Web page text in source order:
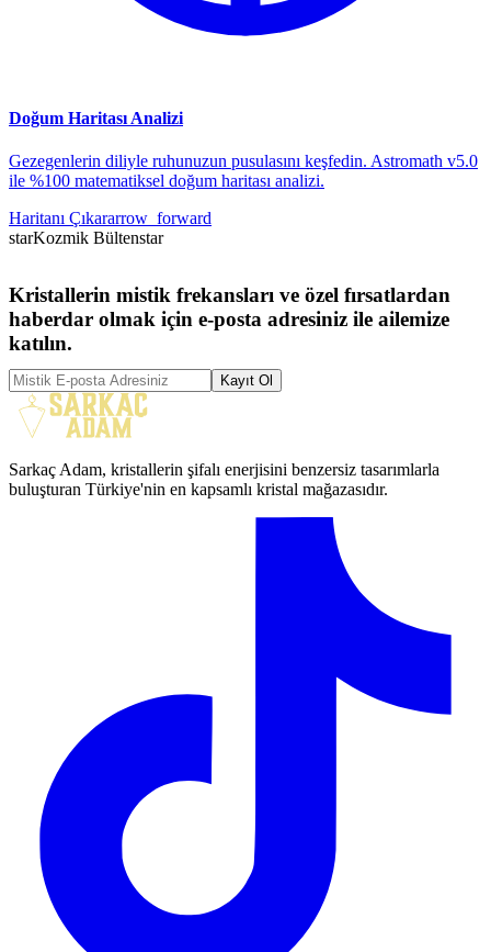
Doğum Haritası Analizi
Gezegenlerin diliyle ruhunuzun pusulasını keşfedin. Astromath v5.0
ile %100 matematiksel doğum haritası analizi.
Haritanı Çıkararrow_forward
starKozmik Bültenstar
Kristallerin mistik frekansları ve özel fırsatlardan
haberdar olmak için e-posta adresiniz ile ailemize
katılın.
Kayıt Ol
Sarkaç Adam, kristallerin şifalı enerjisini benzersiz tasarımlarla
buluşturan Türkiye'nin en kapsamlı kristal mağazasıdır.